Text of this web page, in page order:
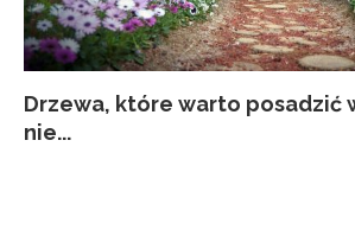
Drzewa, które warto posadzić
nie...